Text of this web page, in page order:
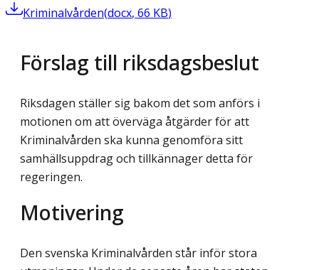
Kriminalvården(docx, 66 KB)
Förslag till riksdagsbeslut
Riksdagen ställer sig bakom det som anförs i
motionen om att överväga åtgärder för att
Kriminalvården ska kunna genomföra sitt
samhällsuppdrag och tillkännager detta för
regeringen.
Motivering
Den svenska Kriminalvården står inför stora